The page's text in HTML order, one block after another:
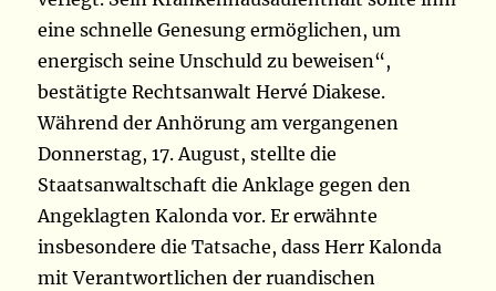
eine schnelle Genesung ermöglichen, um
energisch seine Unschuld zu beweisen“,
bestätigte Rechtsanwalt Hervé Diakese.
Während der Anhörung am vergangenen
Donnerstag, 17. August, stellte die
Staatsanwaltschaft die Anklage gegen den
Angeklagten Kalonda vor. Er erwähnte
insbesondere die Tatsache, dass Herr Kalonda
mit Verantwortlichen der ruandischen